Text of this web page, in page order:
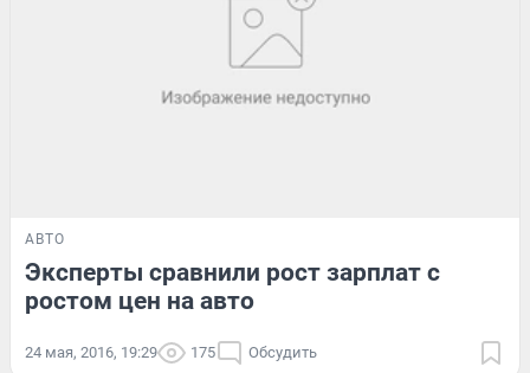
АВТО
Эксперты сравнили рост зарплат с
ростом цен на авто
24 мая, 2016, 19:29 175 Обсудить